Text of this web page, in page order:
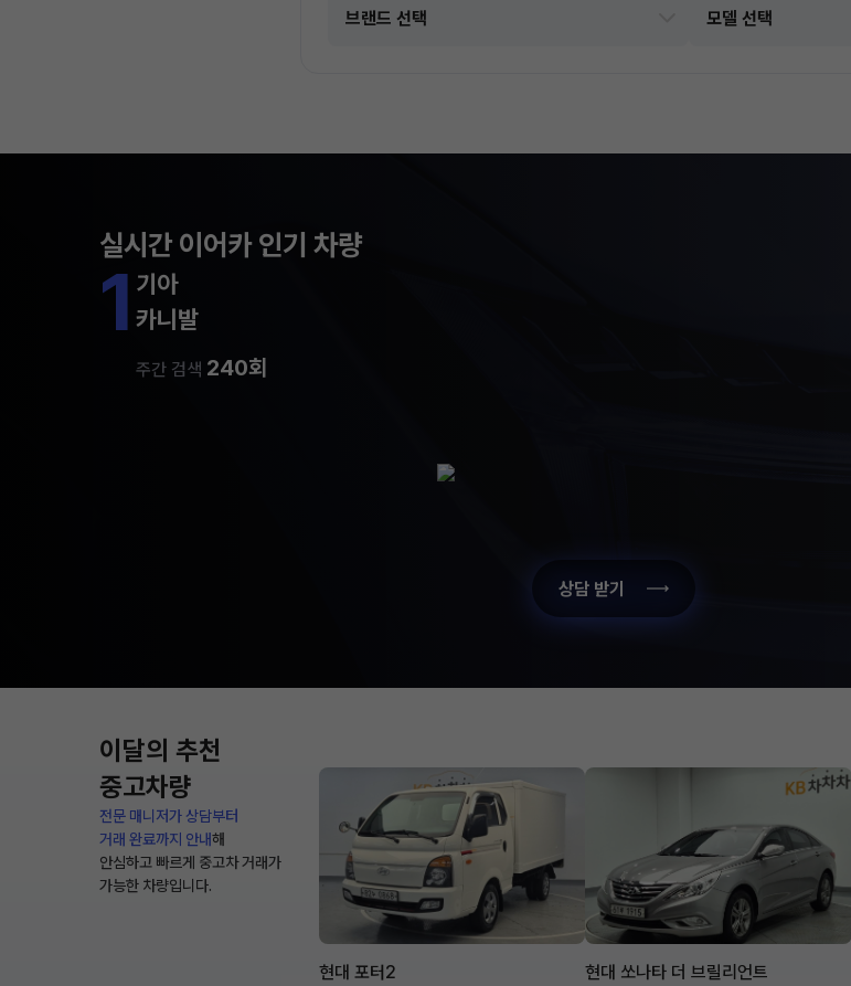
실시간 이어카 인기 차량
1 기아
카니발
주간 검색 240회
상담 받기
이달의 추천
중고차량
전문 매니저가 상담부터
거래 완료까지 안내해
안심하고 빠르게 중고차 거래가
가능한 차량입니다.
현대 포터2 현대 쏘나타 더 브릴리언트